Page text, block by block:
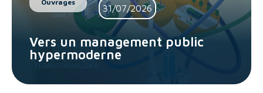
Ouvrages
31/07/2026
Vers un management public
hypermoderne